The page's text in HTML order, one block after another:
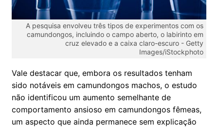
A pesquisa envolveu três tipos de experimentos com os
camundongos, incluindo o campo aberto, o labirinto em
cruz elevado e a caixa claro-escuro - Getty
Images/iStockphoto
Vale destacar que, embora os resultados tenham
sido notáveis em camundongos machos, o estudo
não identificou um aumento semelhante de
comportamento ansioso em camundongos fêmeas,
um aspecto que ainda permanece sem explicação